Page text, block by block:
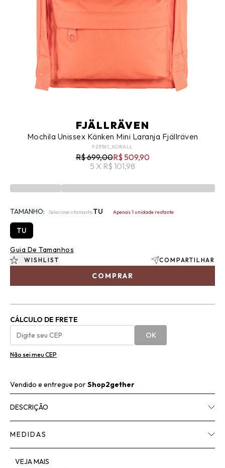
FJÄLLRÄVEN
Mochila Unissex Känken Mini Laranja Fjällräven
F23561_KORALL
R$ 699,00R$ 509,90
5 X R$ 101,98
TAMANHO: Selecione o tamanhoTU Apenas 1 unidade restante
TU
COMPRAR
WISHLIST COMPARTILHAR
Guia De Tamanhos
CÁLCULO DE FRETE
OK
Não sei meu CEP
Vendido e entregue porShop2gether
DESCRIÇÃO
MEDIDAS
VEJA MAIS